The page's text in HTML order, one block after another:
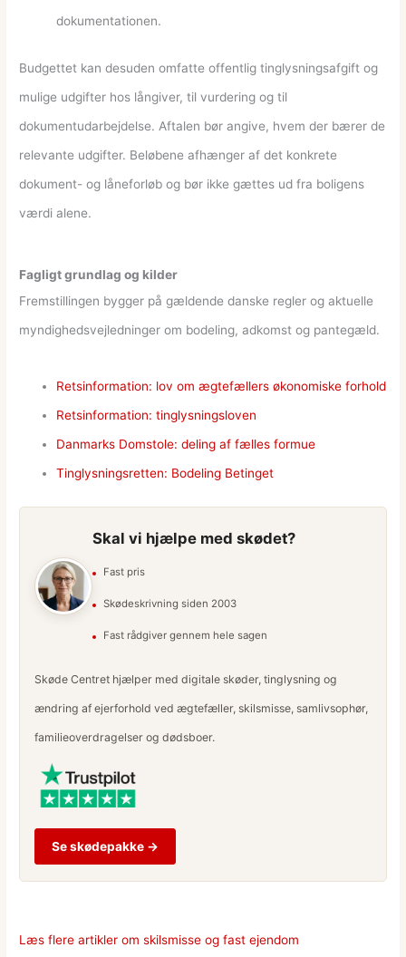
dokumentationen.
Budgettet kan desuden omfatte offentlig tinglysningsafgift og
mulige udgifter hos långiver, til vurdering og til
dokumentudarbejdelse. Aftalen bør angive, hvem der bærer de
relevante udgifter. Beløbene afhænger af det konkrete
dokument- og låneforløb og bør ikke gættes ud fra boligens
værdi alene.
Fagligt grundlag og kilder
Fremstillingen bygger på gældende danske regler og aktuelle
myndighedsvejledninger om bodeling, adkomst og pantegæld.
Retsinformation: lov om ægtefællers økonomiske forhold
Retsinformation: tinglysningsloven
Danmarks Domstole: deling af fælles formue
Tinglysningsretten: Bodeling Betinget
Skal vi hjælpe med skødet?
Fast pris
Skødeskrivning siden 2003
Fast rådgiver gennem hele sagen
Skøde Centret hjælper med digitale skøder, tinglysning og
ændring af ejerforhold ved ægtefæller, skilsmisse, samlivsophør,
familieoverdragelser og dødsboer.
Se skødepakke →
Læs flere artikler om skilsmisse og fast ejendom